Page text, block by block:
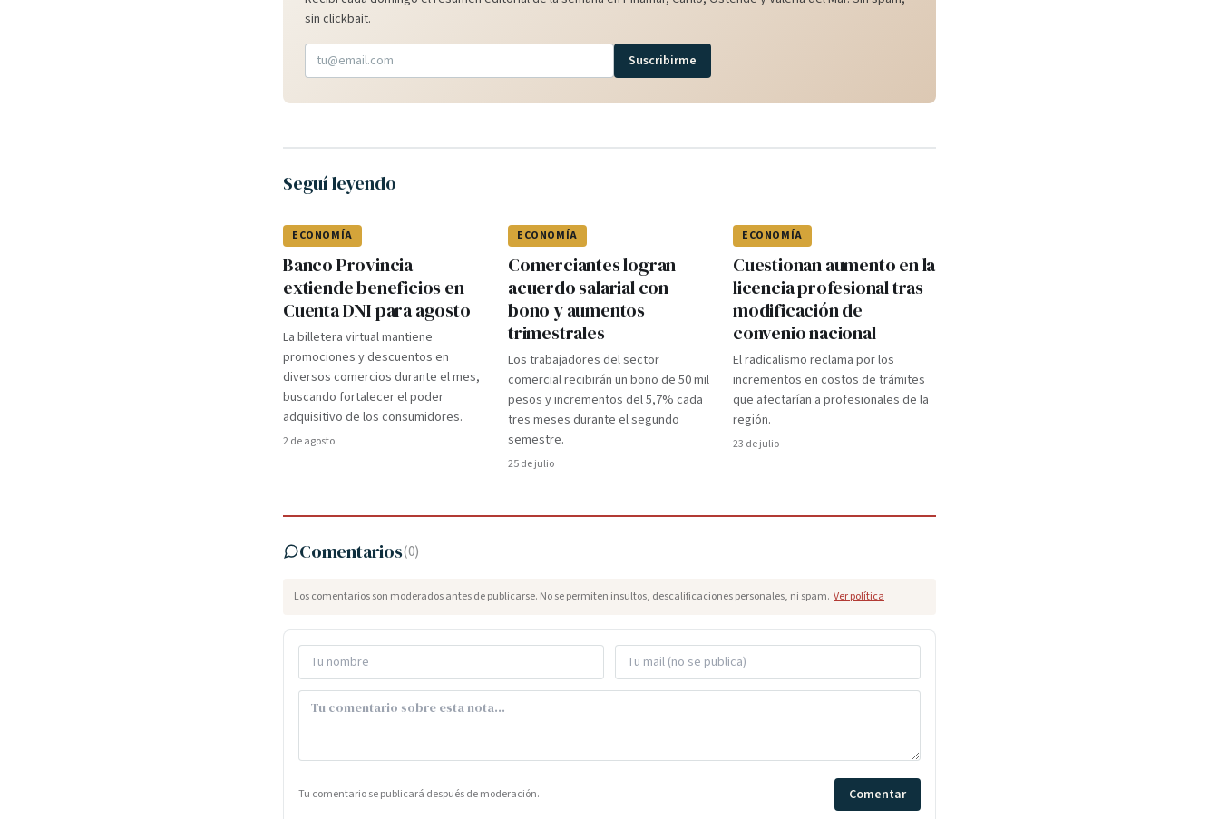
sin clickbait.
Suscribirme
Seguí leyendo
ECONOMÍA
Banco Provincia
extiende beneficios en
Cuenta DNI para agosto
La billetera virtual mantiene
promociones y descuentos en
diversos comercios durante el mes,
buscando fortalecer el poder
adquisitivo de los consumidores.
2 de agosto
ECONOMÍA
Comerciantes logran
acuerdo salarial con
bono y aumentos
trimestrales
Los trabajadores del sector
comercial recibirán un bono de 50 mil
pesos y incrementos del 5,7% cada
tres meses durante el segundo
semestre.
25 de julio
ECONOMÍA
Cuestionan aumento en la
licencia profesional tras
modificación de
convenio nacional
El radicalismo reclama por los
incrementos en costos de trámites
que afectarían a profesionales de la
región.
23 de julio
Comentarios(0)
Los comentarios son moderados antes de publicarse. No se permiten insultos, descalificaciones personales, ni spam. Ver política
Tu comentario se publicará después de moderación. Comentar